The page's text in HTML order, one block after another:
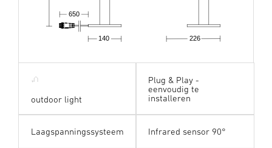
226
140
650
outdoor light
Plug & Play -
eenvoudig te
installeren
Laagspanningssysteem Infrared sensor 90°